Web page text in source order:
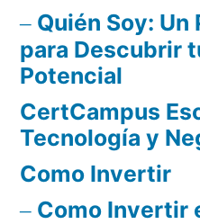
Quién Soy:
para Descubrir
Potencial
CertCampus
Tecnología y
Como Invertir
Como Invertir